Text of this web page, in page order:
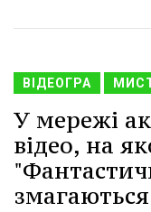
ВІДЕОГРА
У мережі
відео, на